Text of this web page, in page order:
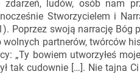
ludów, osób nam
Stworzycielem i
Poprzez swoją narrację Bóg
partnerów, twórców
„Ty bowiem utworzyłeś
tak cudownie […]. Nie tajna